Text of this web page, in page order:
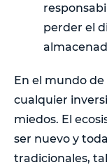
perder el
En el mundo
cualquier
miedos. El
ser nuevo y
tradicionales,